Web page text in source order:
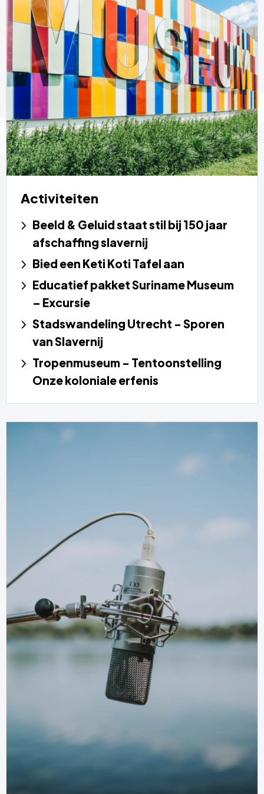
Activiteiten
Beeld & Geluid staat stil bij 150 jaar
afschaffing slavernij
Bied een Keti Koti Tafel aan
Educatief pakket Suriname Museum
– Excursie
Stadswandeling Utrecht - Sporen
van Slavernij
Tropenmuseum - Tentoonstelling
Onze koloniale erfenis